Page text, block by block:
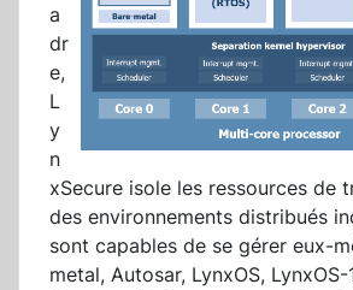
a
dr
e,
L
y
n
xSecure isole les ressources de
des environnements distribués
sont capables de se gérer eux-
metal, Autosar, LynxOS,